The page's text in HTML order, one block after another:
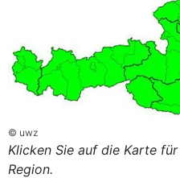
© uwz
Klicken Sie auf die Karte
Region.